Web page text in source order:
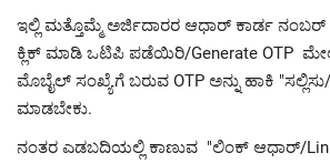
ಇಲ್ಲಿ ಮತ್ತೊಮ್ಮೆ ಅರ್ಜಿದಾರರ ಆಧಾರ್ ಕಾರ್ಡ ನಂಬರ್
ಕ್ಲಿಕ್ ಮಾಡಿ ಒಟಿಪಿ ಪಡೆಯಿರಿ/Generate OTP
ಮೊಬೈಲ್ ಸಂಖ್ಯೆಗೆ ಬರುವ OTP ಅನ್ನು ಹಾಕಿ
ಮಾಡಬೇಕು.
ನಂತರ ಎಡಬದಿಯಲ್ಲಿ ಕಾಣುವ "ಲಿಂಕ್ ಆಧಾರ್/